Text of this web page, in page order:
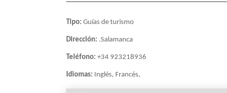
Tipo: Guías de turismo
Dirección: .Salamanca
Teléfono: +34 923218936
Idiomas: Inglés, Francés,